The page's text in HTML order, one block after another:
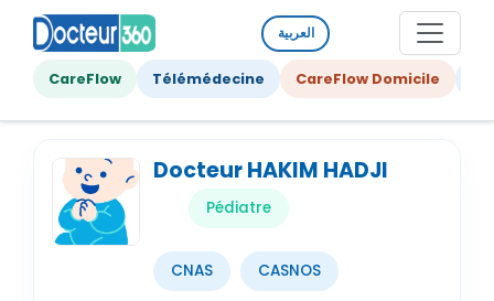
العربية
CareFlow Télémédecine CareFlow Domicile
Docteur HAKIM HADJI
Pédiatre
CNAS CASNOS